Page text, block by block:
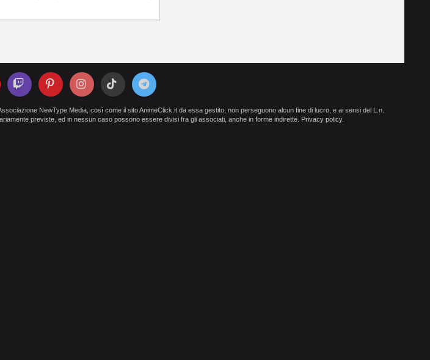
NewType Media, così come il sito AnimeClick.it da essa gestito, non perseguono alcun fine di lucro, e ai sensi del L.n.
previste, ed in nessun caso possono essere divisi fra gli associati, anche in forme indirette. Privacy policy.